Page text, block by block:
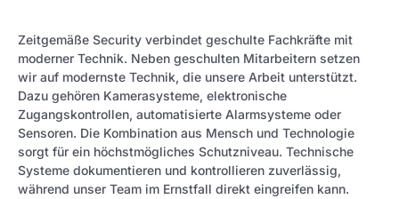
Zeitgemäße Security verbindet geschulte Fachkräfte mit
moderner Technik. Neben geschulten Mitarbeitern setzen
wir auf modernste Technik, die unsere Arbeit unterstützt.
Dazu gehören Kamerasysteme, elektronische
Zugangskontrollen, automatisierte Alarmsysteme oder
Sensoren. Die Kombination aus Mensch und Technologie
sorgt für ein höchstmögliches Schutzniveau. Technische
Systeme dokumentieren und kontrollieren zuverlässig,
während unser Team im Ernstfall direkt eingreifen kann.